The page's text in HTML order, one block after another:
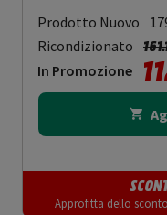
Prodotto Nuovo
Ricondizionato
In Promozione
Approfitta dello